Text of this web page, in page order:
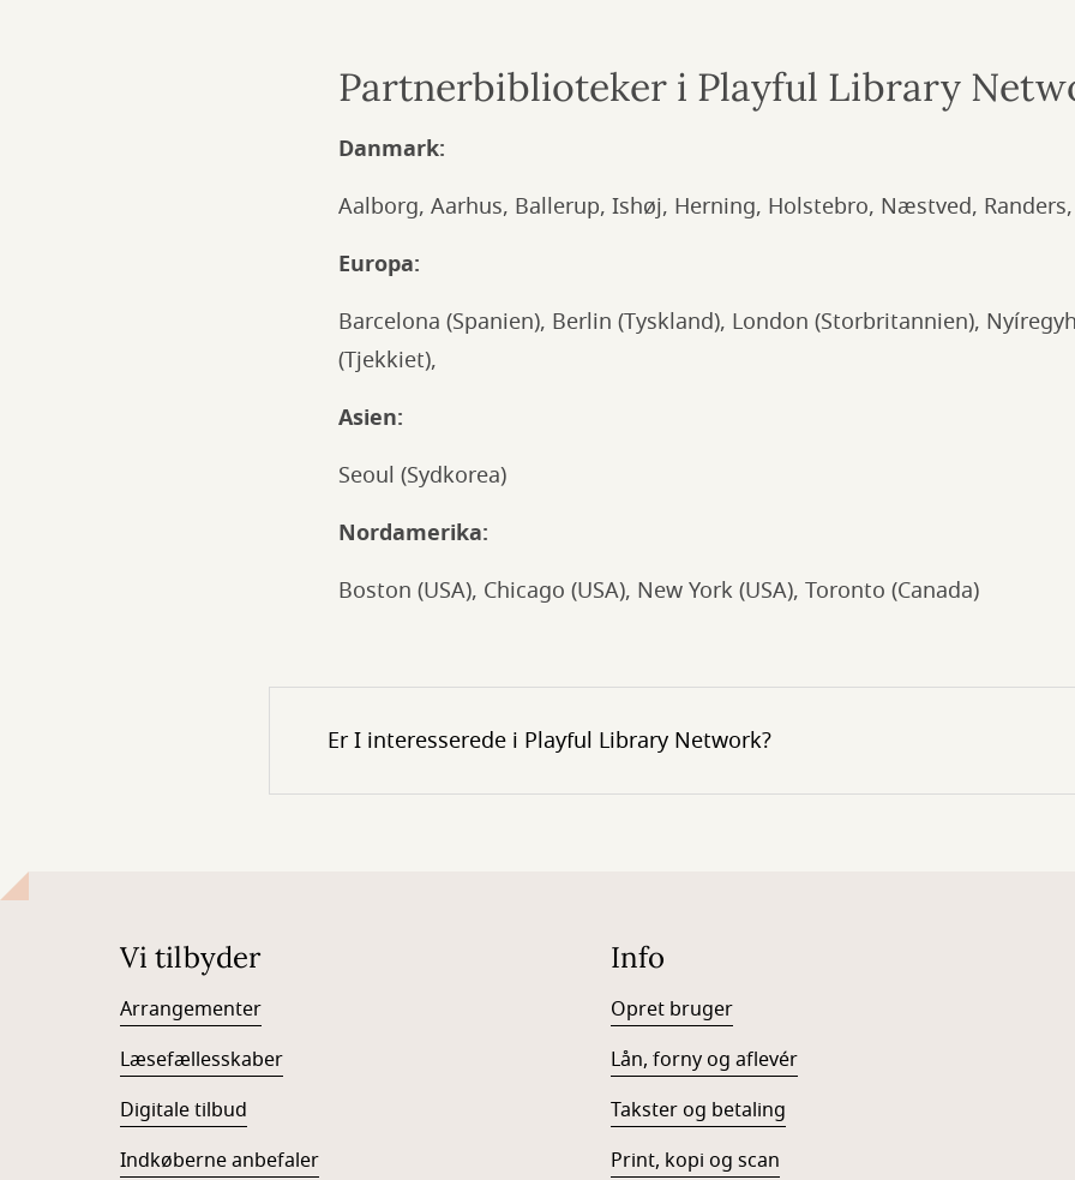
Partnerbiblioteker i Playful Library
Danmark:
Aalborg, Aarhus, Ballerup, Ishøj, Herning, Holstebro, Næstved,
Europa:
Barcelona (Spanien), Berlin (Tyskland), London (Storbritannien),
(Tjekkiet),
Asien:
Seoul (Sydkorea)
Nordamerika:
Boston (USA), Chicago (USA), New York (USA), Toronto (Canada)
Er I interesserede i Playful Library Network?
Vi tilbyder
Arrangementer
Læsefællesskaber
Digitale tilbud
Indkøberne anbefaler
Info
Opret bruger
Lån, forny og aflevér
Takster og betaling
Print, kopi og scan